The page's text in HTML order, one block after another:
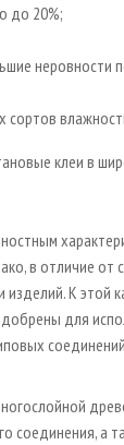
до 20%;
неровности
клеи в
в отличие
К этой
для
соединения, а